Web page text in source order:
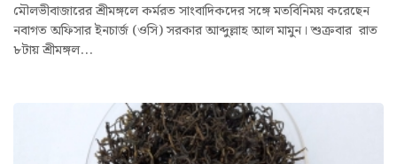
মৌলভীবাজারের শ্রীমঙ্গলে কর্মরত সাংবাদিকদের সঙ্গে মতবিনিময় করেছেন
নবাগত অফিসার ইনচার্জ (ওসি) সরকার আব্দুল্লাহ আল মামুন। শুক্রবার রাত
৮টায় শ্রীমঙ্গল...